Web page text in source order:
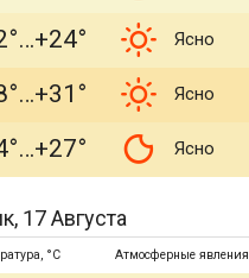
+24° Ясно
+31° Ясно
+27° Ясно
17 Августа
°C Атмосферные явления